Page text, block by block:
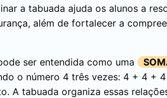
a tabuada ajuda os alunos a
além de fortalecer a
ser entendida como uma
o número 4 três vezes: 4 + 4 + 4
A tabuada organiza essas